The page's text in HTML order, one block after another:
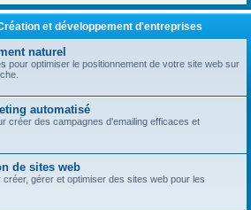
et développement d'entreprises
naturel
pour optimiser le positionnement de votre site web sur
automatisé
créer des campagnes d'emailing efficaces et
de sites web
gérer et optimiser des sites web pour les